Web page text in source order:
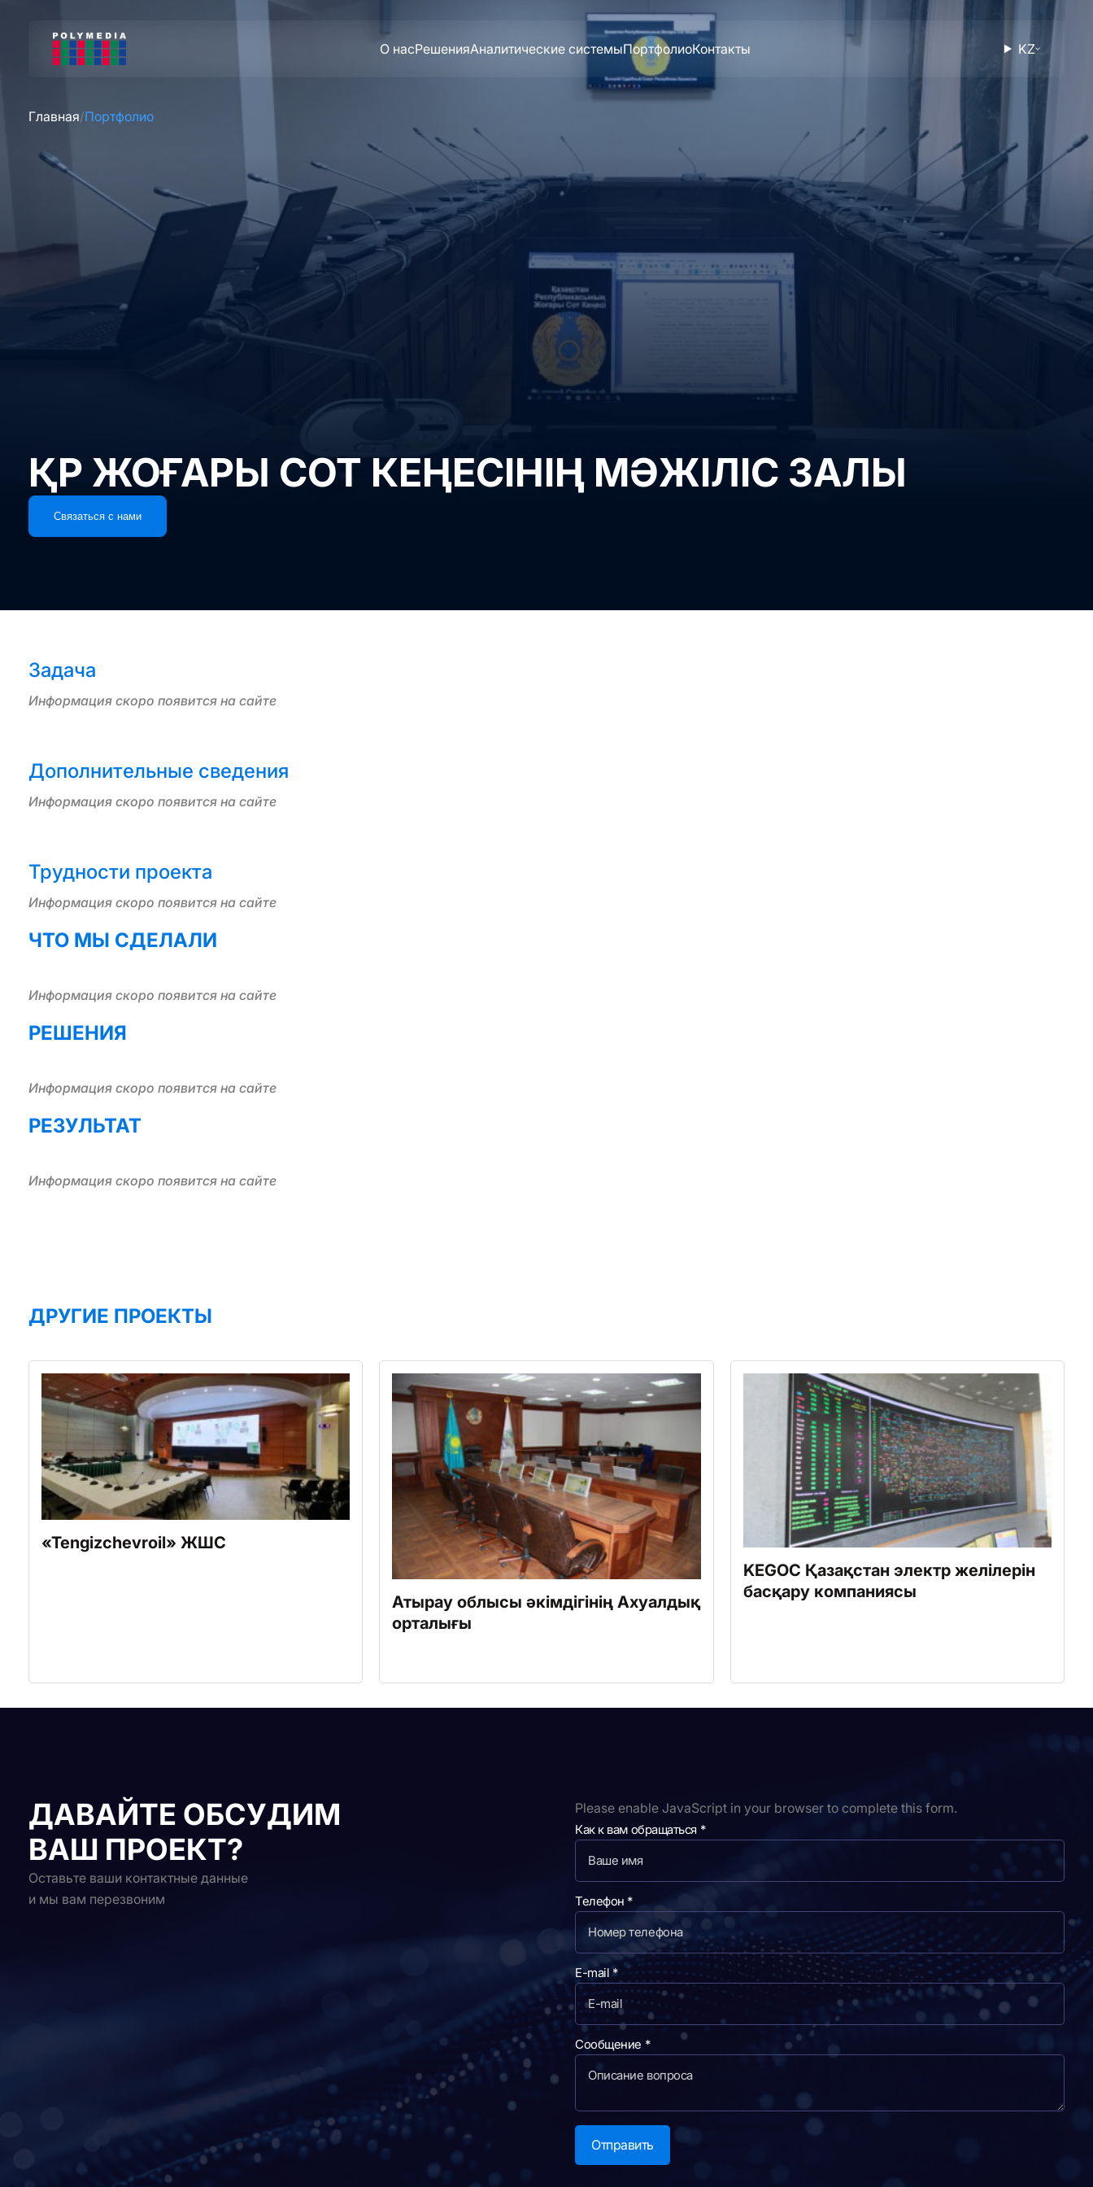
О насРешенияАналитические системыПортфолиоКонтакты KZ
Главная Портфолио
ҚР ЖОҒАРЫ СОТ КЕҢЕСІНІҢ МӘЖІЛІС ЗАЛЫ
Связаться с нами
Задача
Информация скоро появится на сайте
Дополнительные сведения
Информация скоро появится на сайте
Трудности проекта
Информация скоро появится на сайте
ЧТО МЫ СДЕЛАЛИ
Информация скоро появится на сайте
РЕШЕНИЯ
Информация скоро появится на сайте
РЕЗУЛЬТАТ
Информация скоро появится на сайте
ДРУГИЕ ПРОЕКТЫ
«Tengizchevroil» ЖШС
Атырау облысы әкімдігінің Ахуалдық
орталығы
KEGOC Қазақстан электр желілерін
басқару компаниясы
ДАВАЙТЕ ОБСУДИМ
ВАШ ПРОЕКТ?
Оставьте ваши контактные данные
и мы вам перезвоним
Please enable JavaScript in your browser to complete this form.
Как к вам обращаться *
С
б
щ
е
н
и
-
m
Телефон *
E-mail*
Сообщение *
Отправить